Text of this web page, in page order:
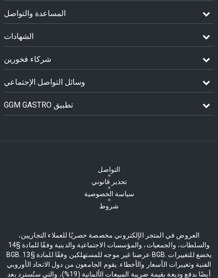
المساعدة والتواصل
الشهادات
شركاء فخورين
وسائل التواصل الإجتماعي
GGM GASTRO تطبيق
التواصل
تحذير قانوني
سياسة الخصوصية
شروط
العروض في المتجر الإلكتروني مخصصة حصريًا للعملاء التجاريين،
والسلطات، والجمعيات، والمؤسسات الاجتماعية والدينية وفقًا للمادة §14
BGB. عرضنا غير موجه للمستهلكين وفقًا للمادة §13 BGB. يخضع للتغييرات
الفنية وتغييرات الأسعار والأخطاء. يقوم الجامعون من دول الاتحاد الأوروبي
أيضًا بدفع وديعة بقيمة ضريبة المبيعات الألمانية (19%)، والتي ستُسترد بعد